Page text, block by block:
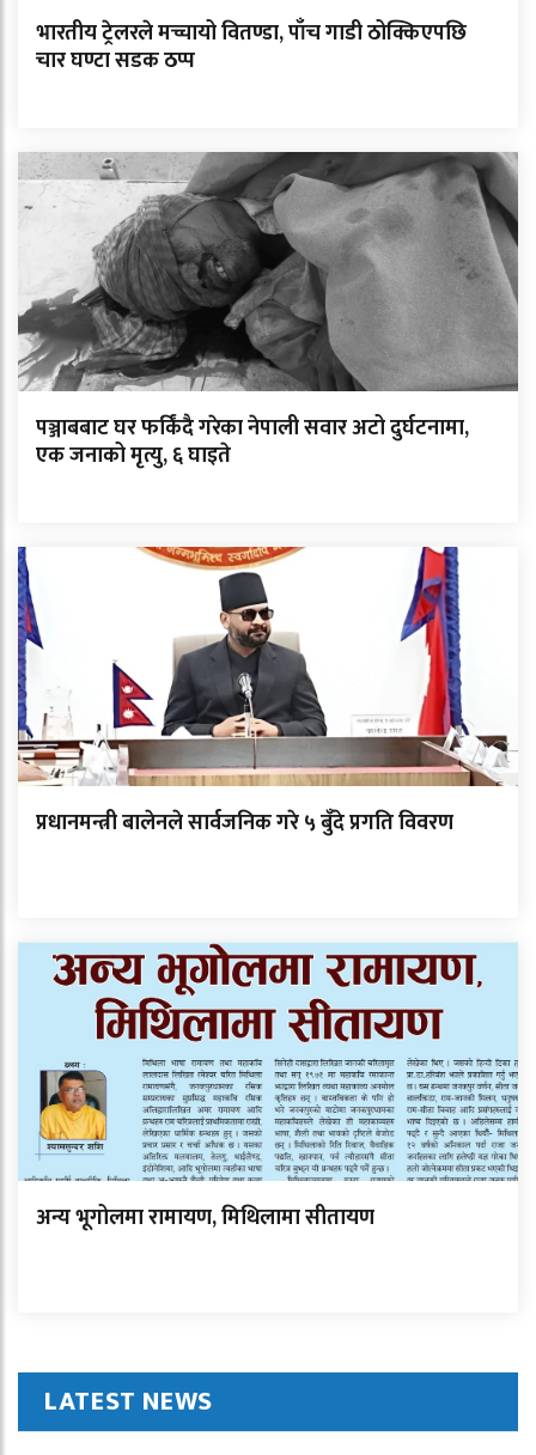
भारतीय ट्रेलरले मच्चायो वितण्डा, पाँच गाडी ठोक्किएपछि
चार घण्टा सडक ठप्प
पञ्जाबबाट घर फर्किंदै गरेका नेपाली सवार अटो दुर्घटनामा,
एक जनाको मृत्यु, ६ घाइते
प्रधानमन्त्री बालेनले सार्वजनिक गरे ५ बुँदे प्रगति विवरण
अन्य भूगोलमा रामायण, मिथिलामा सीतायण
LATEST NEWS